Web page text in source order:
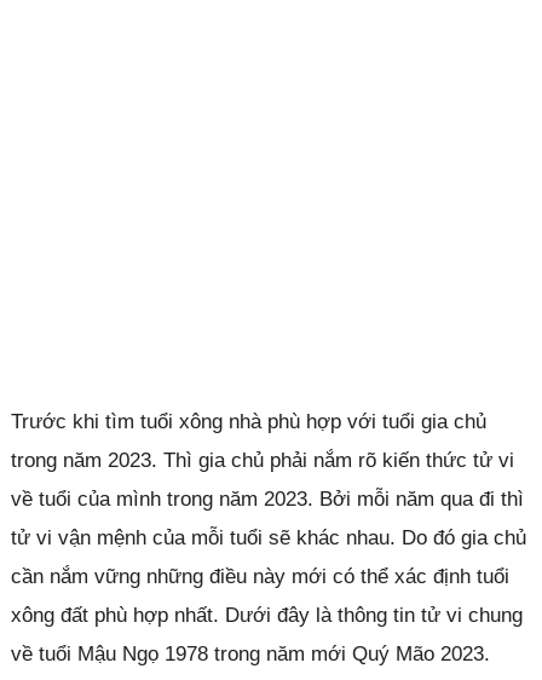
Trước khi tìm tuổi xông nhà phù hợp với tuổi gia chủ
trong năm 2023. Thì gia chủ phải nắm rõ kiến thức tử vi
về tuổi của mình trong năm 2023. Bởi mỗi năm qua đi thì
tử vi vận mệnh của mỗi tuổi sẽ khác nhau. Do đó gia chủ
cần nắm vững những điều này mới có thể xác định tuổi
xông đất phù hợp nhất. Dưới đây là thông tin tử vi chung
về tuổi Mậu Ngọ 1978 trong năm mới Quý Mão 2023.